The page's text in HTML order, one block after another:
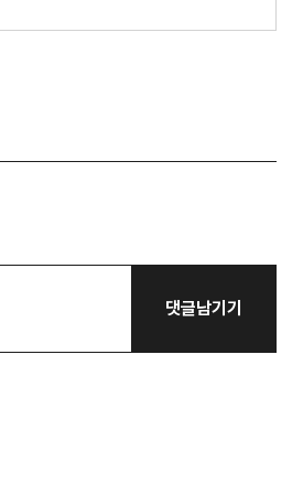
댓글남기기